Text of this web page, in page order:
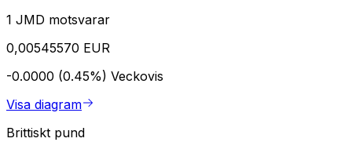
1 JMD motsvarar
0,00545570 EUR
-0.0000 (0.45%) Veckovis
Visa diagram
Brittiskt pund